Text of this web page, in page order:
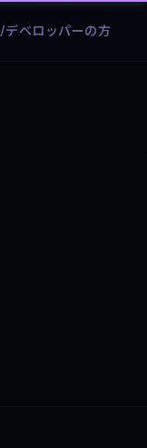
ベロッパーの方